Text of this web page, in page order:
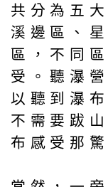
共分為五
溪邊區、
區，不同
受。聽瀑
以聽到瀑
不需要跋
布感受那